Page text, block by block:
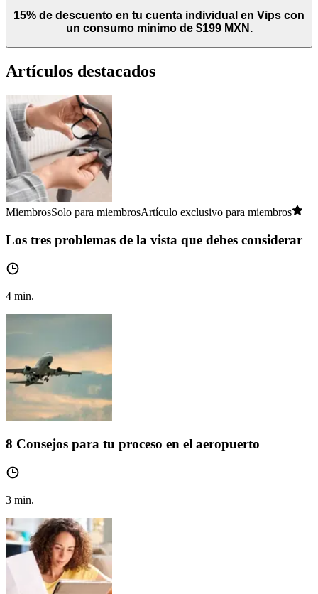
15% de descuento en tu cuenta individual en Vips con
un consumo minimo de $199 MXN.
Artículos destacados
MiembrosSolo para miembrosArtículo exclusivo para miembros
Los tres problemas de la vista que debes considerar
4 min.
8 Consejos para tu proceso en el aeropuerto
3 min.